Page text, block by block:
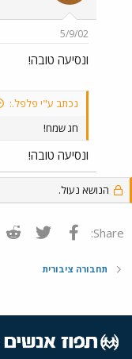
5/9/02
ונסיעה טובה!
נכתב ע"י פלפל.:
חג שמח!
ונסיעה טובה!
הנושא נעול.
Share: פייסבוק Twitter
תחבורה ציבורית